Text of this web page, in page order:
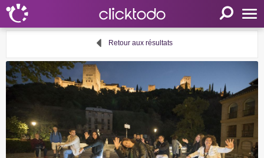
Langue
EN
DE
Mon clicktodo
Retour aux résultats